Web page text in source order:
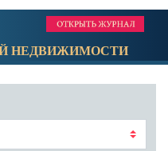
НЕДВИЖИМОСТИ